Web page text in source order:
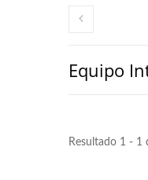
Equipo
Resultado 1 - 1
Línea De